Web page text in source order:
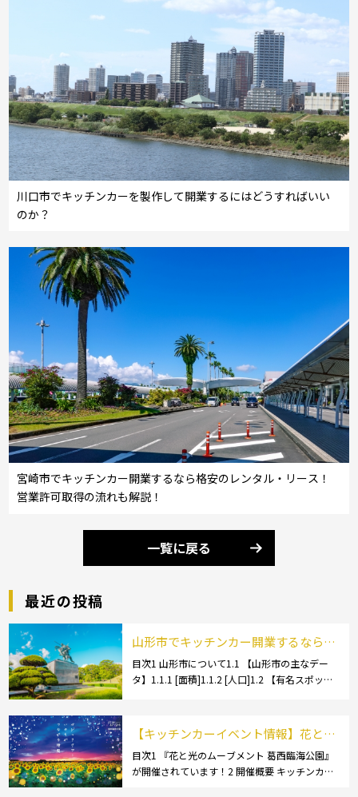
川口市でキッチンカーを製作して開業するにはどうすればいい
のか？
宮崎市でキッチンカー開業するなら格安のレンタル・リース！
営業許可取得の流れも解説！
一覧に戻る
最近の投稿
山形市でキッチンカー開業するなら格
安のレンタル・リース！営業許可取得
の流れも解説！
目次1 山形市について1.1 【山形市の主なデー
タ】1.1.1 [面積]1.1.2 [人口]1.2 【有名スポッ
【キッチンカーイベント情報】花と光
のムーブメント 葛西臨海公園が開催さ
れています！
目次1 『花と光のムーブメント 葛西臨海公園』
が開催されています！2 開催概要 キッチンカー